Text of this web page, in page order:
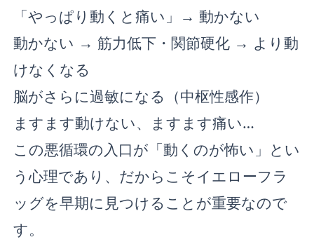
「やっぱり動くと痛い」→ 動かない
動かない → 筋力低下・関節硬化 → より動
けなくなる
脳がさらに過敏になる（中枢性感作）
ますます動けない、ますます痛い…
この悪循環の入口が「動くのが怖い」とい
う心理であり、だからこそイエローフラ
ッグを早期に見つけることが重要なので
す。